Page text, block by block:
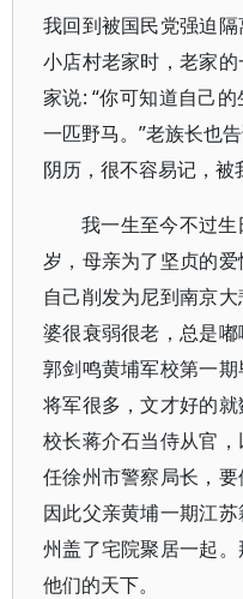
我回到被国民党强迫
小店村老家时，老家
家说: “你可知道自己
一匹野马。”老族长也
阴历，很不容易记，被
我一生至今不过
岁，母亲为了坚贞的爱
自己削发为尼到南京
婆很衰弱很老，总是
郭剑鸣黄埔军校第一
将军很多，文才好的
校长蒋介石当侍从官
任徐州市警察局长，要
因此父亲黄埔一期江
州盖了宅院聚居一起
他们的天下。